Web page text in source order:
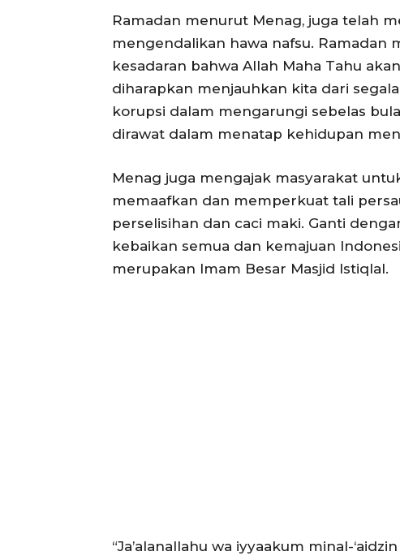
Ramadan menurut Menag, juga telah
mengendalikan hawa nafsu. Ramadan
kesadaran bahwa Allah Maha Tahu
diharapkan menjauhkan kita dari
korupsi dalam mengarungi sebelas
dirawat dalam menatap kehidupan
Menag juga mengajak masyarakat
memaafkan dan memperkuat tali
perselisihan dan caci maki. Ganti
kebaikan semua dan kemajuan
merupakan Imam Besar Masjid Istiqlal.
“Ja’alanallahu wa iyyaakum minal-